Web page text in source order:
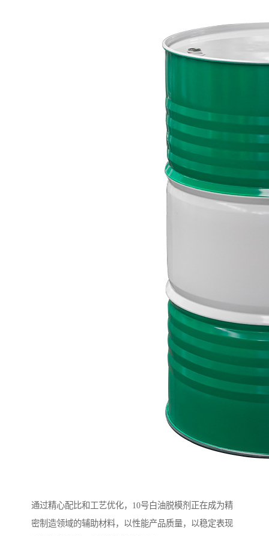
通过精心配比和工艺优化，10号白油脱模剂正在成为精
密制造领域的辅助材料，以性能产品质量，以稳定表现